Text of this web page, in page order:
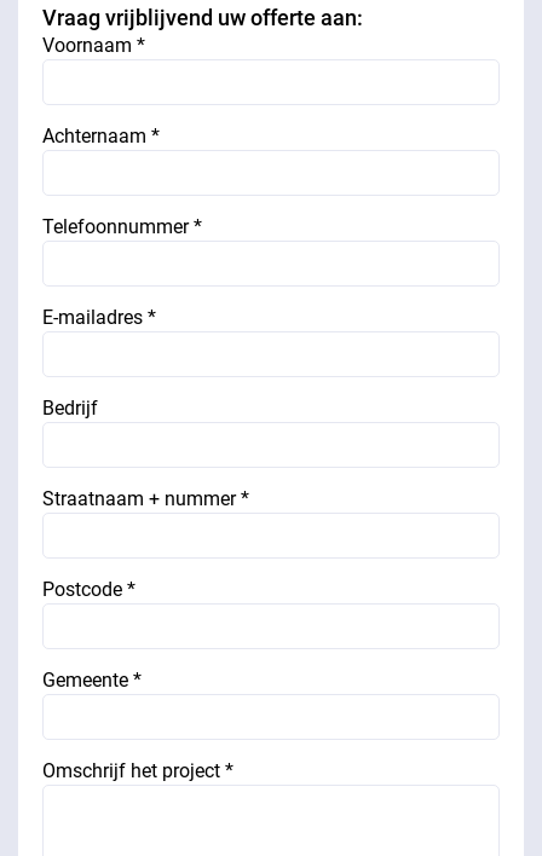
Vraag vrijblijvend uw offerte aan:
Voornaam *
Achternaam *
Telefoonnummer *
E-mailadres *
Bedrijf
Straatnaam + nummer *
Postcode *
Gemeente *
Omschrijf het project *